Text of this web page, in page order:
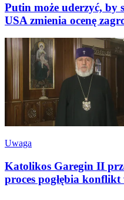
Putin może uderzyć, by
USA zmienia ocenę
Uwaga
Katolikos Garegin II
proces pogłębia